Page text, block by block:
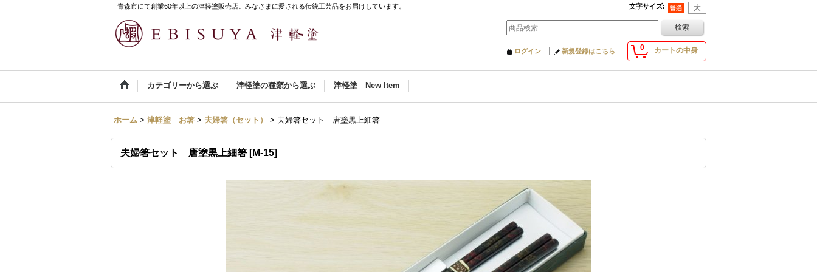
青森市にて創業60年以上の津軽塗販売店。みなさまに愛される伝統工芸品をお届けしています。 文字サイズ:
0 カートの中身
ログイン 新規登録はこちら
カテゴリーから選ぶ 津軽塗の種類から選ぶ 津軽塗 New Item
ホーム > 津軽塗 お箸 > 夫婦箸（セット） > 夫婦箸セット 唐塗黒上細箸
夫婦箸セット 唐塗黒上細箸 [M-15]